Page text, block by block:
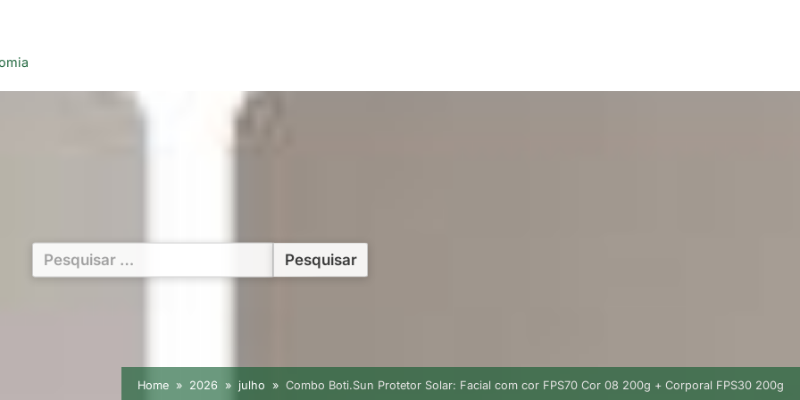
Pesquisar
por:
Home 2026 julho Combo Boti.Sun Protetor Solar: Facial com cor FPS70 Cor 08 200g + Corporal FPS30 200g